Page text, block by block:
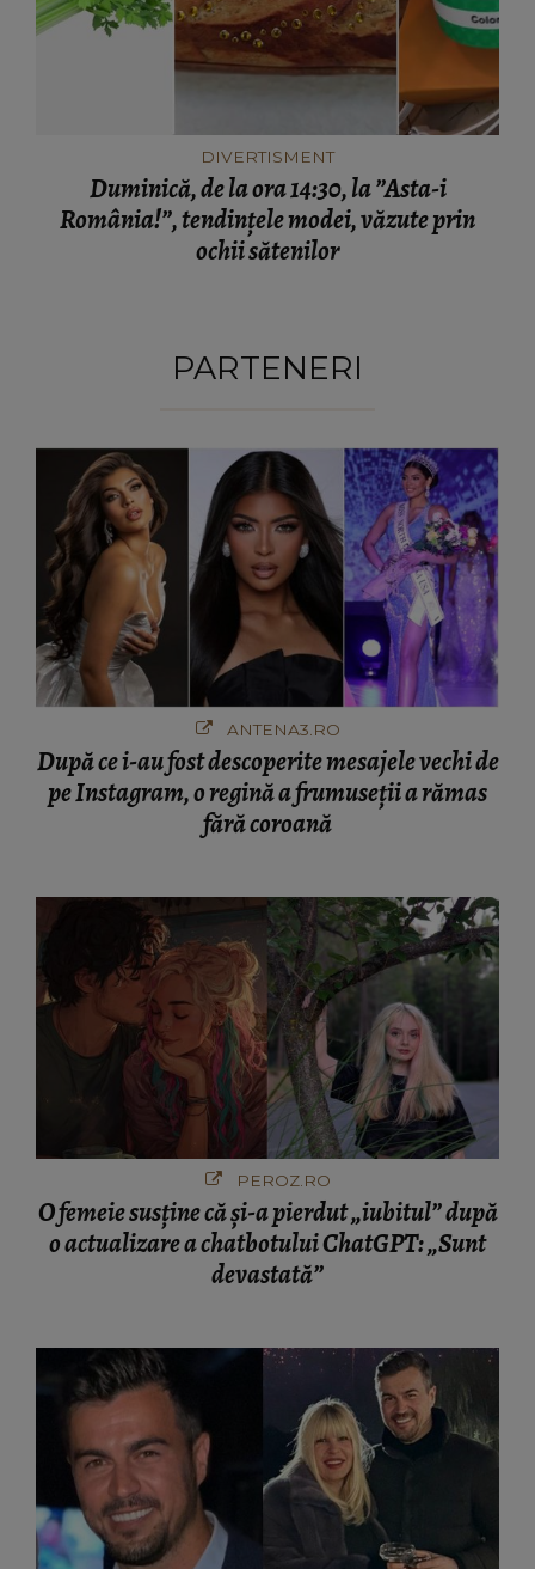
DIVERTISMENT
Duminică, de la ora 14:30, la ”Asta-i
România!”, tendințele modei, văzute prin
ochii sătenilor
PARTENERI
ANTENA3.RO
După ce i-au fost descoperite mesajele vechi de
pe Instagram, o regină a frumuseții a rămas
fără coroană
PEROZ.RO
O femeie susține că și-a pierdut „iubitul” după
o actualizare a chatbotului ChatGPT: „Sunt
devastată”